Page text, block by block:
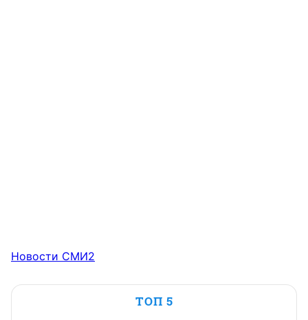
Новости СМИ2
ТОП 5